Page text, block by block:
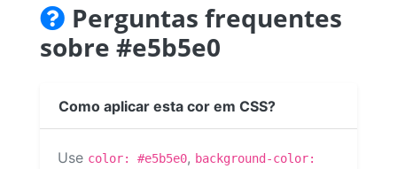
Perguntas frequentes
sobre #e5b5e0
Como aplicar esta cor em CSS?
Use color: #e5b5e0, background-color: